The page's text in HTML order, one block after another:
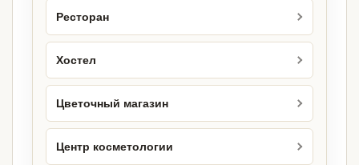
Ресторан
Хостел
Цветочный магазин
Центр косметологии